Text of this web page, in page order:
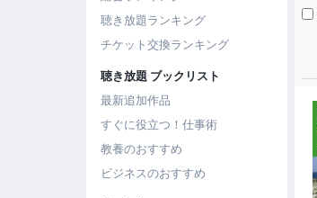
聴き放題ランキング
チケット交換ランキング
聴き放題 ブックリスト
最新追加作品
すぐに役立つ！仕事術
教養のおすすめ
ビジネスのおすすめ